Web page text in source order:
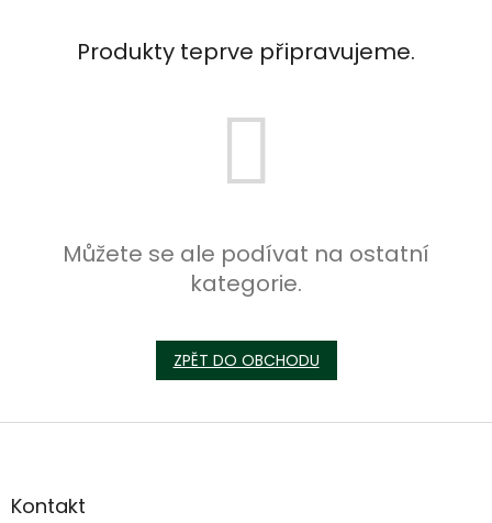
Produkty teprve připravujeme.
Můžete se ale podívat na ostatní
kategorie.
ZPĚT DO OBCHODU
Z
aKontakt